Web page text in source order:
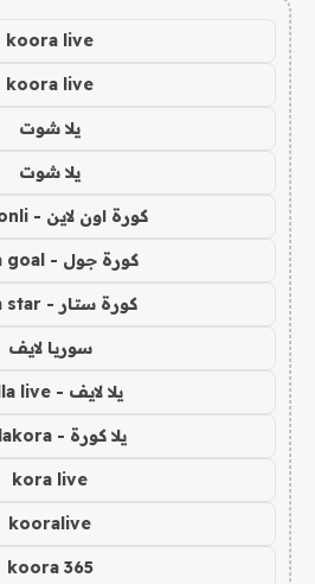
koora live
koora live
يلا شوت
يلا شوت
كورة اون لاين - kora onli
كورة جول - kora goal
كورة ستار - kora star
سوريا لايف
يلا لايف - yalla live
يلا كورة - yallakora
kora live
kooralive
koora 365